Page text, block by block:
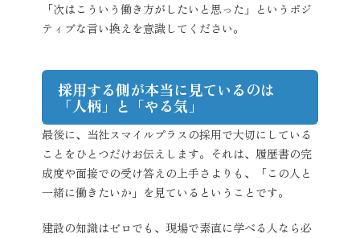
「次はこういう働き方がしたいと思った」というポジ
ティブな言い換えを意識してください。
採用する側が本当に見ているのは
「人柄」と「やる気」
最後に、当社スマイルプラスの採用で大切にしている
ことをひとつだけお伝えします。それは、履歴書の完
成度や面接での受け答えの上手さよりも、「この人と
一緒に働きたいか」を見ているということです。
建設の知識はゼロでも、現場で素直に学べる人なら必